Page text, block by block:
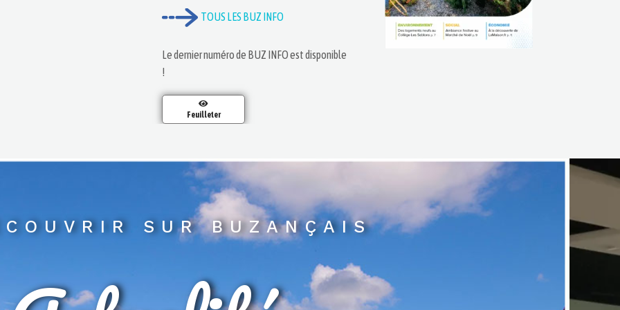
TOUS LES BUZ INFO
Le dernier numéro de BUZ INFO est disponible
!
Feuilleter
SUR BUZANÇAIS